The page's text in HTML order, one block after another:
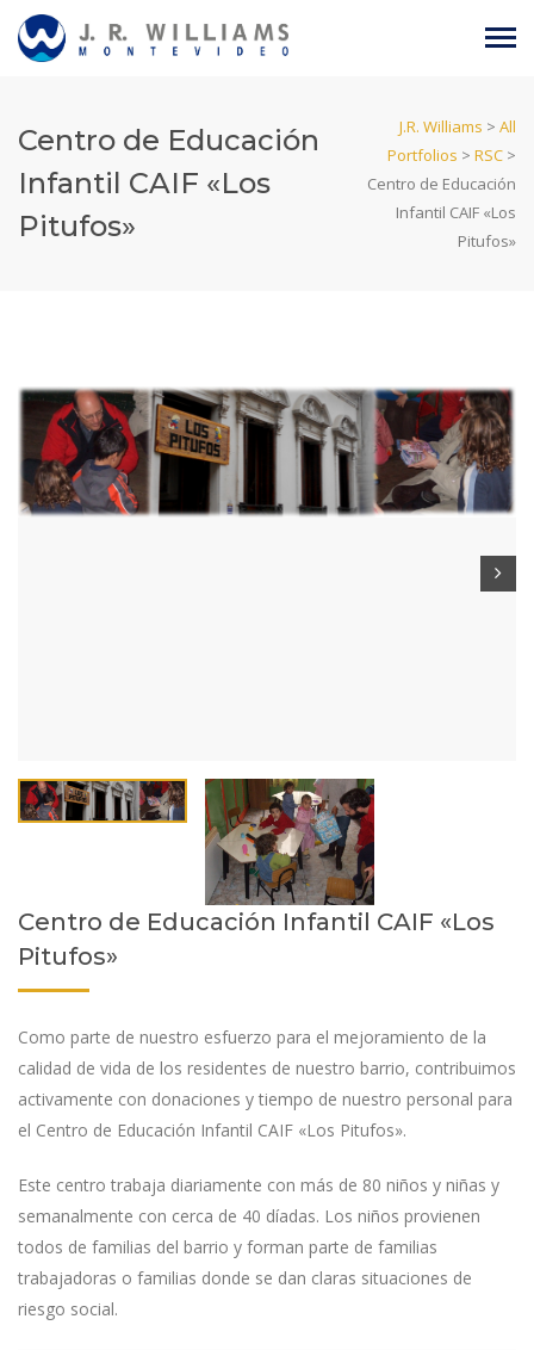
Centro de Educación
Infantil CAIF «Los
Pitufos»
J.R. Williams > All
Portfolios > RSC >
Centro de Educación
Infantil CAIF «Los
Pitufos»
Centro de Educación Infantil CAIF «Los
Pitufos»
Como parte de nuestro esfuerzo para el mejoramiento de la
calidad de vida de los residentes de nuestro barrio, contribuimos
activamente con donaciones y tiempo de nuestro personal para
el Centro de Educación Infantil CAIF «Los Pitufos».
Este centro trabaja diariamente con más de 80 niños y niñas y
semanalmente con cerca de 40 díadas. Los niños provienen
todos de familias del barrio y forman parte de familias
trabajadoras o familias donde se dan claras situaciones de
riesgo social.